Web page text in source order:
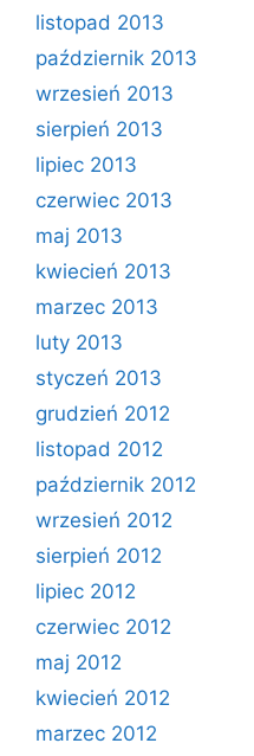
listopad 2013
październik 2013
wrzesień 2013
sierpień 2013
lipiec 2013
czerwiec 2013
maj 2013
kwiecień 2013
marzec 2013
luty 2013
styczeń 2013
grudzień 2012
listopad 2012
październik 2012
wrzesień 2012
sierpień 2012
lipiec 2012
czerwiec 2012
maj 2012
kwiecień 2012
marzec 2012